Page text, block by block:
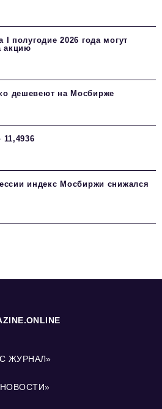
полугодие 2026 года могут
акцию
дешевеют на Мосбирже
индекс Мосбиржи снижался
ЖУРНАЛ»